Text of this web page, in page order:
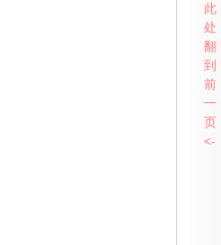
此
处
翻
到
前
一
页
<-